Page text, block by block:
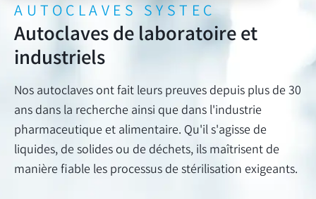
AUTOCLAVES SYSTEC
Autoclaves de laboratoire et
industriels
Nos autoclaves ont fait leurs preuves depuis plus de 30
ans dans la recherche ainsi que dans l'industrie
pharmaceutique et alimentaire. Qu'il s'agisse de
liquides, de solides ou de déchets, ils maîtrisent de
manière fiable les processus de stérilisation exigeants.